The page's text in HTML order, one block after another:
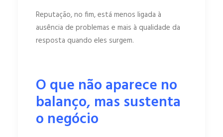
Reputação, no fim, está menos ligada à
ausência de problemas e mais à qualidade da
resposta quando eles surgem.
O que não aparece no
balanço, mas sustenta
o negócio